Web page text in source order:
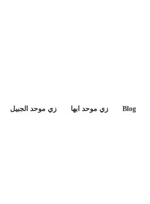
Blog زي موحد ابها زي موحد الجبيل